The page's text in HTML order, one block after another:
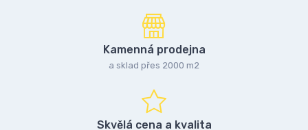
Kamenná prodejna
a sklad přes 2000 m2
Skvělá cena a kvalita